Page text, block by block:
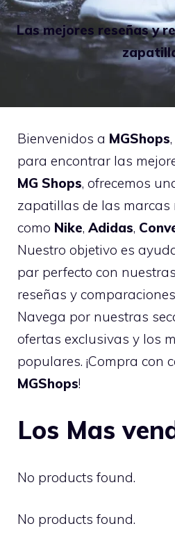
Las mejores reseñas y
Bienvenidos a MGShops
para encontrar las
MG Shops, ofrecemos
zapatillas de las marcas
como Nike, Adidas,
Nuestro objetivo es
par perfecto con
reseñas y
Navega por nuestras
ofertas exclusivas y los
populares. ¡Compra con
MGShops!
Los Mas
No products found.
No products found.